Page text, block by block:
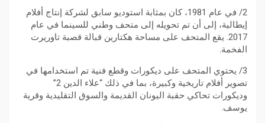
2/ في عام 1981، كان بمثابة استوديو سابق لشركة إنتاج أفلام
إيطالية، إلى أن تم تحويله إلى متحف وطني للسينما في عام
2017. يقع المتحف على مساحة هكتارين قبالة قصبة تاوريرت
الفخمة.
3/ يحتوي المتحف على ديكورات وقطع فنية تم استخدامها في
تصوير أفلام تاريخية وكبيرة، بما في ذلك “علاء الدين 2”
وديكورات تحاكي حقبة اليونان القديمة والسوق التقليدية وقرية
يوسف.